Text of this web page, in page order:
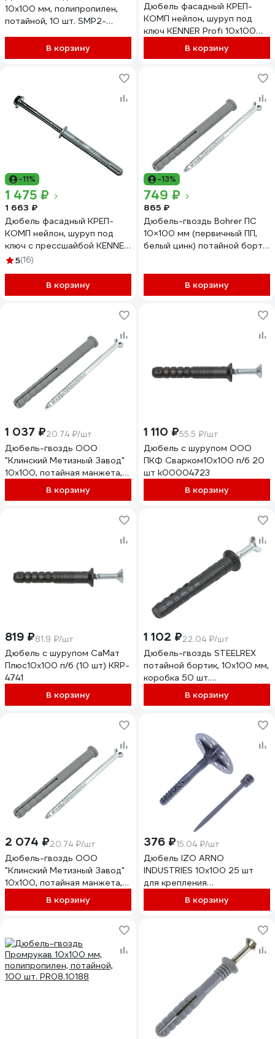
10x100 мм, полипропилен,
потайной, 10 шт. SMP2-
В корзину
Дюбель фасадный КРЕП-
КОМП нейлон, шуруп под
ключ KENNER Profi 10х100
Дакромет пр. 8.8 (50шт)
В корзину
-11%
1 475 ₽
1 663 ₽
Дюбель фасадный КРЕП-
КОМП нейлон, шуруп под
ключ с прессшайбой KENNER
Profi 10х100 Дакромет пр.
5(16)
В корзину
-13%
749 ₽
865 ₽
Дюбель-гвоздь Bohrer ПС
10×100 мм (первичный ПП,
белый цинк) потайной борт
В корзину
1 037 ₽20.74 ₽/шт
Дюбель-гвоздь ООО
"Клинский Метизный Завод"
10x100, потайная манжета,
50 шт., ДЮБГ100100ПМ-50
В корзину
1 110 ₽55.5 ₽/шт
Дюбель с шурупом ООО
ПКФ Сварком10x100 п/б 20
шт k00004723
В корзину
819 ₽81.9 ₽/шт
Дюбель с шурупом СаМат
Плюс10х100 п/б (10 шт) KRP-
4741
В корзину
1 102 ₽22.04 ₽/шт
Дюбель-гвоздь STEELREX
потайной бортик, 10x100 мм,
коробка 50 шт.
0405010100B100005008
В корзину
2 074 ₽20.74 ₽/шт
Дюбель-гвоздь ООО
"Клинский Метизный Завод"
10x100, потайная манжета,
ДЮБГ100100ПМ-100
В корзину
376 ₽15.04 ₽/шт
Дюбель IZO ARNO
INDUSTRIES 10х100 25 шт
для крепления
теплоизоляции с
пластиковым гвоздем
В корзину